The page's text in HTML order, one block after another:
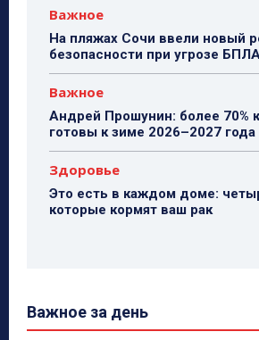
Важное
На пляжах Сочи ввели новый
безопасности при угрозе
Важное
Андрей Прошунин: более 70%
готовы к зиме 2026–2027 года
Здоровье
Это есть в каждом доме:
которые кормят ваш рак
Важное за день